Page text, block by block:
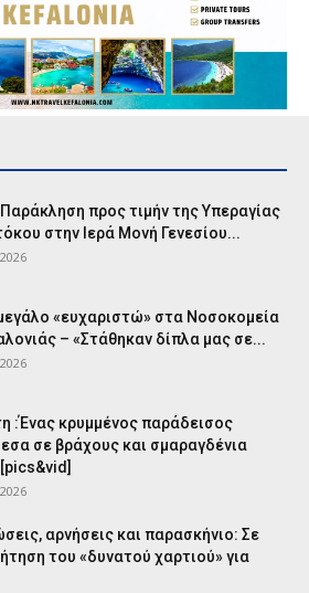
Παράκληση προς τιμήν της Υπεραγίας
στην Ιερά Μονή Γενεσίου...
«ευχαριστώ» στα Νοσοκομεία
– «Στάθηκαν δίπλα μας σε...
:Ένας κρυμμένος παράδεισος
σε βράχους και σμαραγδένια
αρνήσεις και παρασκήνιο: Σε
του «δυνατού χαρτιού» για